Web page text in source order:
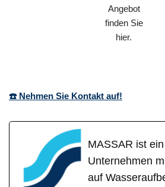
Angebot
finden Sie
hier.
☎️ Nehmen Sie Kontakt auf!
MASSAR ist
Unternehmen
auf